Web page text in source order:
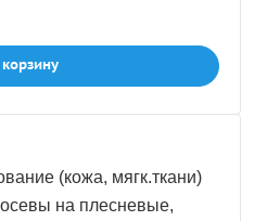
(кожа, мягк.ткани)
на плесневые,